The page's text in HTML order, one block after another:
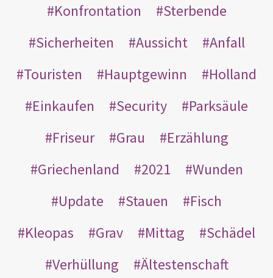
Konfrontation
Sterbende
Sicherheiten
Aussicht
Anfall
Touristen
Hauptgewinn
Holland
Einkaufen
Security
Parksäule
Friseur
Grau
Erzählung
Griechenland
2021
Wunden
Update
Stauen
Fisch
Kleopas
Grav Mittag
Schädel
Verhüllung
Ältestenschaft